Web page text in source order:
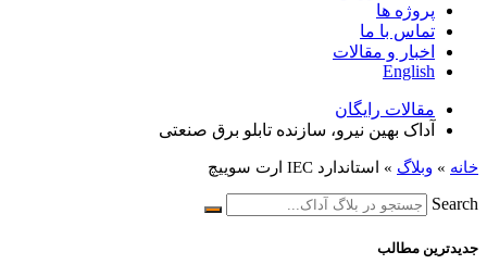
پروژه ها
تماس با ما
اخبار و مقالات
English
مقالات رایگان
آداک بهین نیرو، سازنده تابلو برق صنعتی
خانه » وبلاگ » استاندارد IEC ارت سوییچ
Search
جدیدترین مطالب